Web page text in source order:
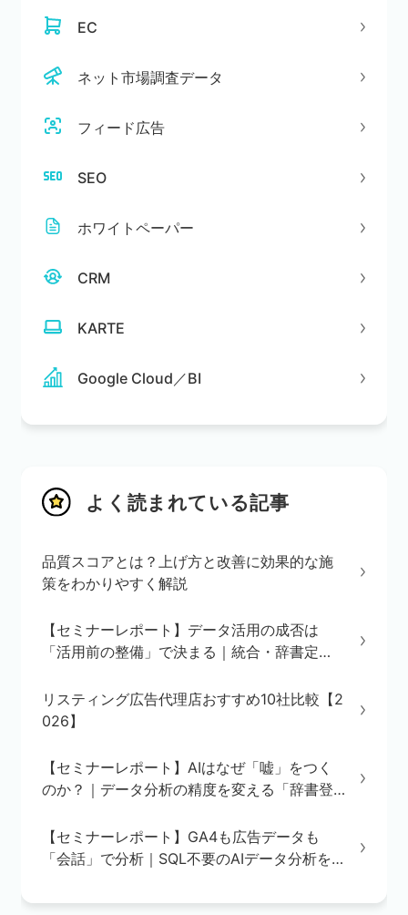
EC
ネット市場調査データ
フィード広告
SEO
ホワイトペーパー
CRM
KARTE
Google Cloud／BI
よく読まれている記事
品質スコアとは？上げ方と改善に効果的な施
策をわかりやすく解説
【セミナーレポート】データ活用の成否は
「活用前の整備」で決まる｜統合・辞書定
リスティング広告代理店おすすめ10社比較【2
026】
【セミナーレポート】AIはなぜ「嘘」をつく
のか？｜データ分析の精度を変える「辞書登
【セミナーレポート】GA4も広告データも
「会話」で分析｜SQL不要のAIデータ分析を